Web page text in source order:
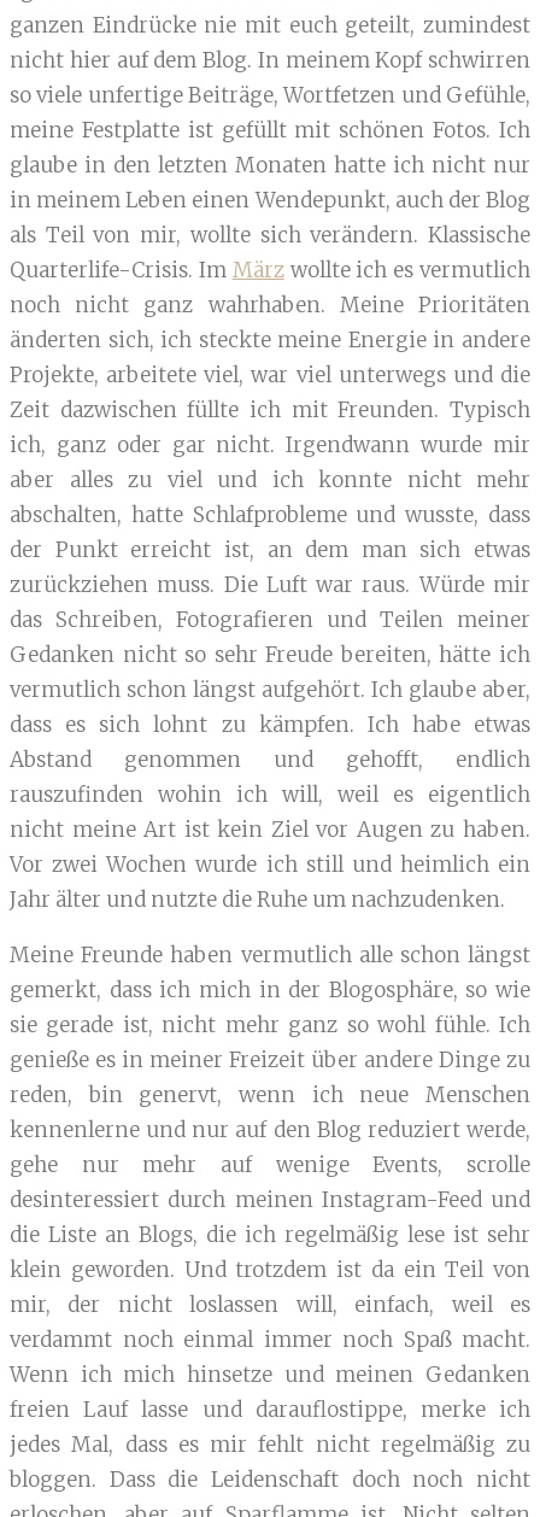
ganzen Eindrücke nie mit euch geteilt, zumindest
nicht hier auf dem Blog. In meinem Kopf schwirren
so viele unfertige Beiträge, Wortfetzen und Gefühle,
meine Festplatte ist gefüllt mit schönen Fotos. Ich
glaube in den letzten Monaten hatte ich nicht nur
in meinem Leben einen Wendepunkt, auch der Blog
als Teil von mir, wollte sich verändern. Klassische
Quarterlife-Crisis. Im Märzwollte ich es vermutlich
noch nicht ganz wahrhaben. Meine Prioritäten
änderten sich, ich steckte meine Energie in andere
Projekte, arbeitete viel, war viel unterwegs und die
Zeit dazwischen füllte ich mit Freunden. Typisch
ich, ganz oder gar nicht. Irgendwann wurde mir
aber alles zu viel und ich konnte nicht mehr
abschalten, hatte Schlafprobleme und wusste, dass
der Punkt erreicht ist, an dem man sich etwas
zurückziehen muss. Die Luft war raus. Würde mir
das Schreiben, Fotografieren und Teilen meiner
Gedanken nicht so sehr Freude bereiten, hätte ich
vermutlich schon längst aufgehört. Ich glaube aber,
dass es sich lohnt zu kämpfen. Ich habe etwas
Abstand genommen und gehofft, endlich
rauszufinden wohin ich will, weil es eigentlich
nicht meine Art ist kein Ziel vor Augen zu haben.
Vor zwei Wochen wurde ich still und heimlich ein
Jahr älter und nutzte die Ruhe um nachzudenken.
Meine Freunde haben vermutlich alle schon längst
gemerkt, dass ich mich in der Blogosphäre, so wie
sie gerade ist, nicht mehr ganz so wohl fühle. Ich
genieße es in meiner Freizeit über andere Dinge zu
reden, bin genervt, wenn ich neue Menschen
kennenlerne und nur auf den Blog reduziert werde,
gehe nur mehr auf wenige Events, scrolle
desinteressiert durch meinen Instagram-Feed und
die Liste an Blogs, die ich regelmäßig lese ist sehr
klein geworden. Und trotzdem ist da ein Teil von
mir, der nicht loslassen will, einfach, weil es
verdammt noch einmal immer noch Spaß macht.
Wenn ich mich hinsetze und meinen Gedanken
freien Lauf lasse und darauflostippe, merke ich
jedes Mal, dass es mir fehlt nicht regelmäßig zu
bloggen. Dass die Leidenschaft doch noch nicht